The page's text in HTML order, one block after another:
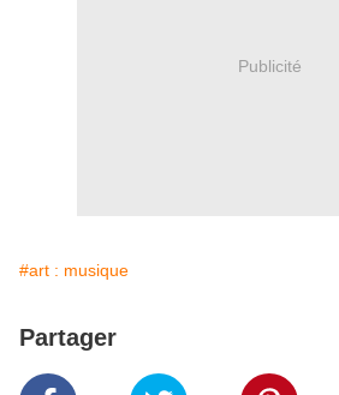
Publicité
#art : musique
Partager